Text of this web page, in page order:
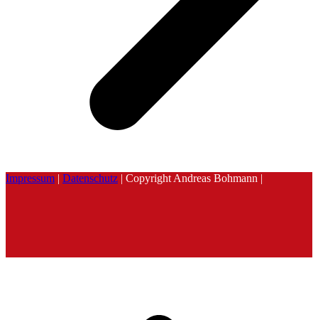
Impressum | Datenschutz | Copyright Andreas Bohmann |